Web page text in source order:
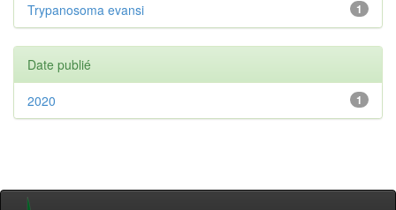
1
Trypanosoma evansi
Date publié
1
2020